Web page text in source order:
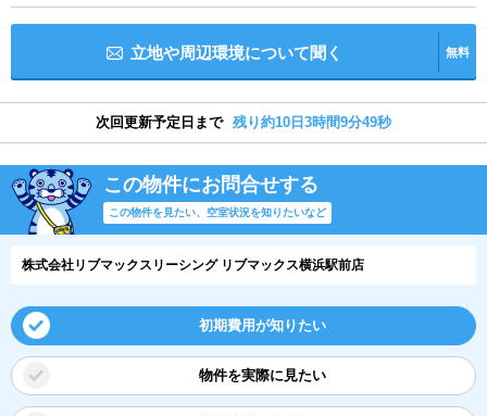
立地や周辺環境について聞く 無料
次回更新予定日まで 残り約10日3時間9分49秒
この物件にお問合せする
この物件を見たい、空室状況を知りたいなど
株式会社リブマックスリーシング リブマックス横浜駅前店
初期費用が知りたい
物件を実際に見たい